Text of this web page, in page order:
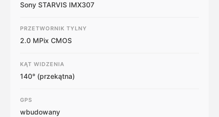
Sony STARVIS IMX307
PRZETWORNIK TYLNY
2.0 MPix CMOS
KĄT WIDZENIA
140° (przekątna)
GPS
wbudowany